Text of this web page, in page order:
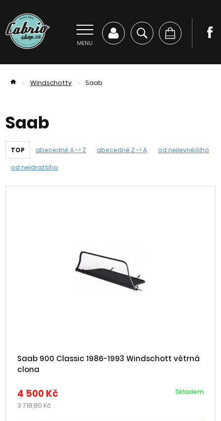
MENU
> Windschotty > Saab
Saab
TOP abecedně A -> Z abecedně Z -> A od nejlevnějšího
od nejdražšího
Saab 900 Classic 1986-1993 Windschott větrná
clona
4 500 Kč
3 718,80 Kč
Skladem